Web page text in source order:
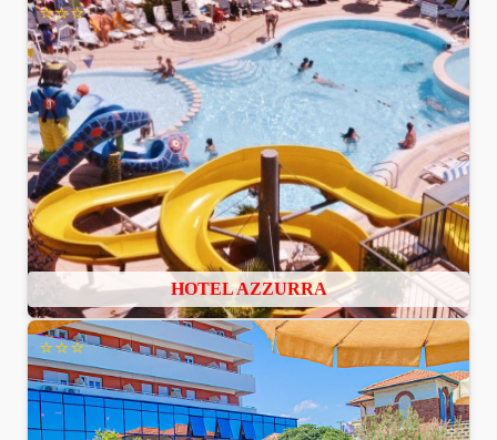
⭐⭐⭐
HOTEL AZZURRA
⭐⭐⭐